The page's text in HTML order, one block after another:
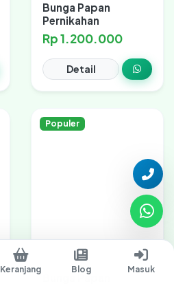
Bunga Papan
Pernikahan
Rp 1.200.000
Detail
Populer
Bunga Papan
Keranjang Blog Masuk